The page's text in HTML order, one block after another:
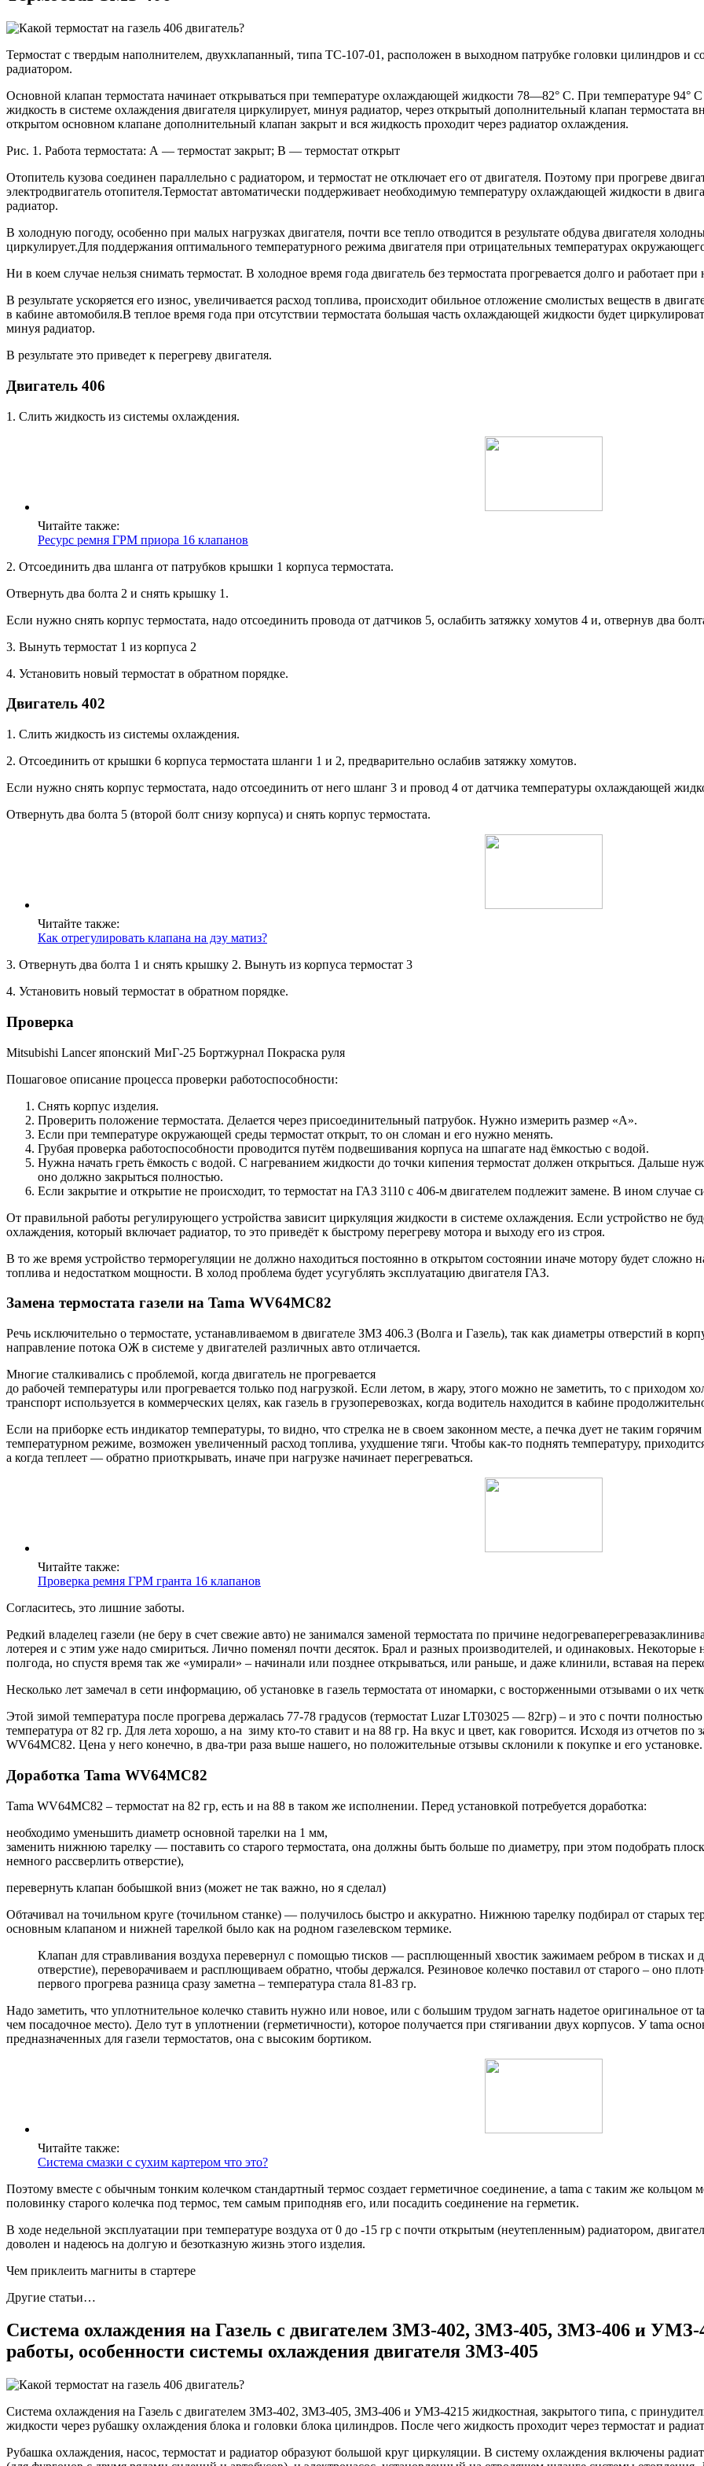
Термостат с твердым наполнителем, двухклапанный, типа ТС-107-01, расположен в выходном патрубке головки цилиндров и
радиатором.
Основной клапан термостата начинает открываться при температуре охлаждающей жидкости 78—82° С. При температуре
жидкость в системе охлаждения двигателя циркулирует, минуя радиатор, через открытый дополнительный клапан
открытом основном клапане дополнительный клапан закрыт и вся жидкость проходит через радиатор охлаждения.
Рис. 1. Работа термостата: А — термостат закрыт; В — термостат открыт
Отопитель кузова соединен параллельно с радиатором, и термостат не отключает его от двигателя. Поэтому при прогреве
электродвигатель отопителя.Термостат автоматически поддерживает необходимую температуру охлаждающей жидкости в
радиатор.
В холодную погоду, особенно при малых нагрузках двигателя, почти все тепло отводится в результате обдува двигателя
циркулирует.Для поддержания оптимального температурного режима двигателя при отрицательных температурах
Ни в коем случае нельзя снимать термостат. В холодное время года двигатель без термостата прогревается долго и работает
В результате ускоряется его износ, увеличивается расход топлива, происходит обильное отложение смолистых веществ в
в кабине автомобиля.В теплое время года при отсутствии термостата большая часть охлаждающей жидкости будет
минуя радиатор.
В результате это приведет к перегреву двигателя.
Двигатель 406
1. Слить жидкость из системы охлаждения.
Читайте также:
Ресурс ремня ГРМ приора 16 клапанов
2. Отсоединить два шланга от патрубков крышки 1 корпуса термостата.
Отвернуть два болта 2 и снять крышку 1.
Если нужно снять корпус термостата, надо отсоединить провода от датчиков 5, ослабить затяжку хомутов 4 и, отвернув два
3. Вынуть термостат 1 из корпуса 2
4. Установить новый термостат в обратном порядке.
Двигатель 402
1. Слить жидкость из системы охлаждения.
2. Отсоединить от крышки 6 корпуса термостата шланги 1 и 2, предварительно ослабив затяжку хомутов.
Если нужно снять корпус термостата, надо отсоединить от него шланг 3 и провод 4 от датчика температуры охлаждающей
Отвернуть два болта 5 (второй болт снизу корпуса) и снять корпус термостата.
Читайте также:
Как отрегулировать клапана на дэу матиз?
3. Отвернуть два болта 1 и снять крышку 2. Вынуть из корпуса термостат 3
4. Установить новый термостат в обратном порядке.
Проверка
Mitsubishi Lancer японский МиГ-25 Бортжурнал Покраска руля
Пошаговое описание процесса проверки работоспособности:
Снять корпус изделия.
Проверить положение термостата. Делается через присоединительный патрубок. Нужно измерить размер «А».
Если при температуре окружающей среды термостат открыт, то он сломан и его нужно менять.
Грубая проверка работоспособности проводится путём подвешивания корпуса на шпагате над ёмкостью с водой.
Нужна начать греть ёмкость с водой. С нагреванием жидкости до точки кипения термостат должен открыться. Дальше
оно должно закрыться полностью.
Если закрытие и открытие не происходит, то термостат на ГАЗ 3110 с 406-м двигателем подлежит замене. В ином случае
От правильной работы регулирующего устройства зависит циркуляция жидкости в системе охлаждения. Если устройство не
охлаждения, который включает радиатор, то это приведёт к быстрому перегреву мотора и выходу его из строя.
В то же время устройство терморегуляции не должно находиться постоянно в открытом состоянии иначе мотору будет сложно
топлива и недостатком мощности. В холод проблема будет усугублять эксплуатацию двигателя ГАЗ.
Замена термостата газели на Tama WV64MC82
Речь исключительно о термостате, устанавливаемом в двигателе ЗМЗ 406.3 (Волга и Газель), так как диаметры отверстий в
направление потока ОЖ в системе у двигателей различных авто отличается.
Многие сталкивались с проблемой, когда двигатель не прогревается
до рабочей температуры или прогревается только под нагрузкой. Если летом, в жару, этого можно не заметить, то с приходом
транспорт используется в коммерческих целях, как газель в грузоперевозках, когда водитель находится в кабине
Если на приборке есть индикатор температуры, то видно, что стрелка не в своем законном месте, а печка дует не таким
температурном режиме, возможен увеличенный расход топлива, ухудшение тяги. Чтобы как-то поднять температуру,
а когда теплеет — обратно приоткрывать, иначе при нагрузке начинает перегреваться.
Читайте также:
Проверка ремня ГРМ гранта 16 клапанов
Согласитесь, это лишние заботы.
Редкий владелец газели (не беру в счет свежие авто) не занимался заменой термостата по причине
лотерея и с этим уже надо смириться. Лично поменял почти десяток. Брал и разных производителей, и одинаковых. Некоторые
полгода, но спустя время так же «умирали» – начинали или позднее открываться, или раньше, и даже клинили, вставая на
Несколько лет замечал в сети информацию, об установке в газель термостата от иномарки, с восторженными отзывами о их
Этой зимой температура после прогрева держалась 77-78 градусов (термостат Luzar LT03025 — 82гр) – и это с почти
температура от 82 гр. Для лета хорошо, а на зиму кто-то ставит и на 88 гр. На вкус и цвет, как говорится. Исходя из отчетов по
WV64MC82. Цена у него конечно, в два-три раза выше нашего, но положительные отзывы склонили к покупке и его установке.
Доработка Tama WV64MC82
Tama WV64MC82 – термостат на 82 гр, есть и на 88 в таком же исполнении. Перед установкой потребуется доработка:
необходимо уменьшить диаметр основной тарелки на 1 мм,
заменить нижнюю тарелку — поставить со старого термостата, она должны быть больше по диаметру, при этом подобрать
немного рассверлить отверстие),
перевернуть клапан бобышкой вниз (может не так важно, но я сделал)
Обтачивал на точильном круге (точильном станке) — получилось быстро и аккуратно. Нижнюю тарелку подбирал от старых
основным клапаном и нижней тарелкой было как на родном газелевском термике.
Клапан для стравливания воздуха перевернул с помощью тисков — расплющенный хвостик зажимаем ребром в тисках и
отверстие), переворачиваем и расплющиваем обратно, чтобы держался. Резиновое колечко поставил от старого – оно
первого прогрева разница сразу заметна – температура стала 81-83 гр.
Надо заметить, что уплотнительное колечко ставить нужно или новое, или с большим трудом загнать надетое оригинальное
чем посадочное место). Дело тут в уплотнении (герметичности), которое получается при стягивании двух корпусов. У tama
предназначенных для газели термостатов, она с высоким бортиком.
Читайте также:
Система смазки с сухим картером что это?
Поэтому вместе с обычным тонким колечком стандартный термос создает герметичное соединение, а tama с таким же
половинку старого колечка под термос, тем самым приподняв его, или посадить соединение на герметик.
В ходе недельной эксплуатации при температуре воздуха от 0 до -15 гр с почти открытым (неутепленным) радиатором,
доволен и надеюсь на долгую и безотказную жизнь этого изделия.
Чем приклеить магниты в стартере
Другие статьи…
Система охлаждения на Газель с двигателем ЗМЗ-402, ЗМЗ-405, ЗМЗ-406 и УМЗ-
работы, особенности системы охлаждения двигателя ЗМЗ-405
Система охлаждения на Газель с двигателем ЗМЗ-402, ЗМЗ-405, ЗМЗ-406 и УМЗ-4215 жидкостная, закрытого типа, с
жидкости через рубашку охлаждения блока и головки блока цилиндров. После чего жидкость проходит через термостат и
Рубашка охлаждения, насос, термостат и радиатор образуют большой круг циркуляции. В систему охлаждения включены